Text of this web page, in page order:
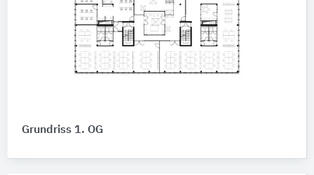
Grundriss 1. OG